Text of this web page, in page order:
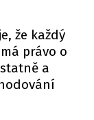
že každý
právo o
a